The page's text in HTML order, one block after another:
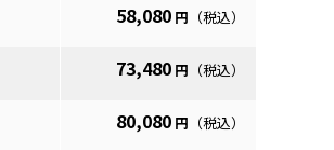
58,080 円 （税込）
73,480 円 （税込）
80,080 円 （税込）